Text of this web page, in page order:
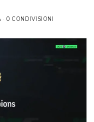
0 CONDIVISIONI